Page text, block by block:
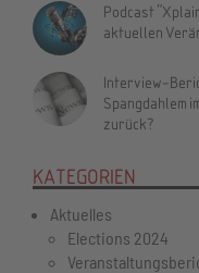
Podcast
aktuellen
Interview-
Spangdahlem
zurück?
KATEGORIEN
Aktuelles
Elections 2024